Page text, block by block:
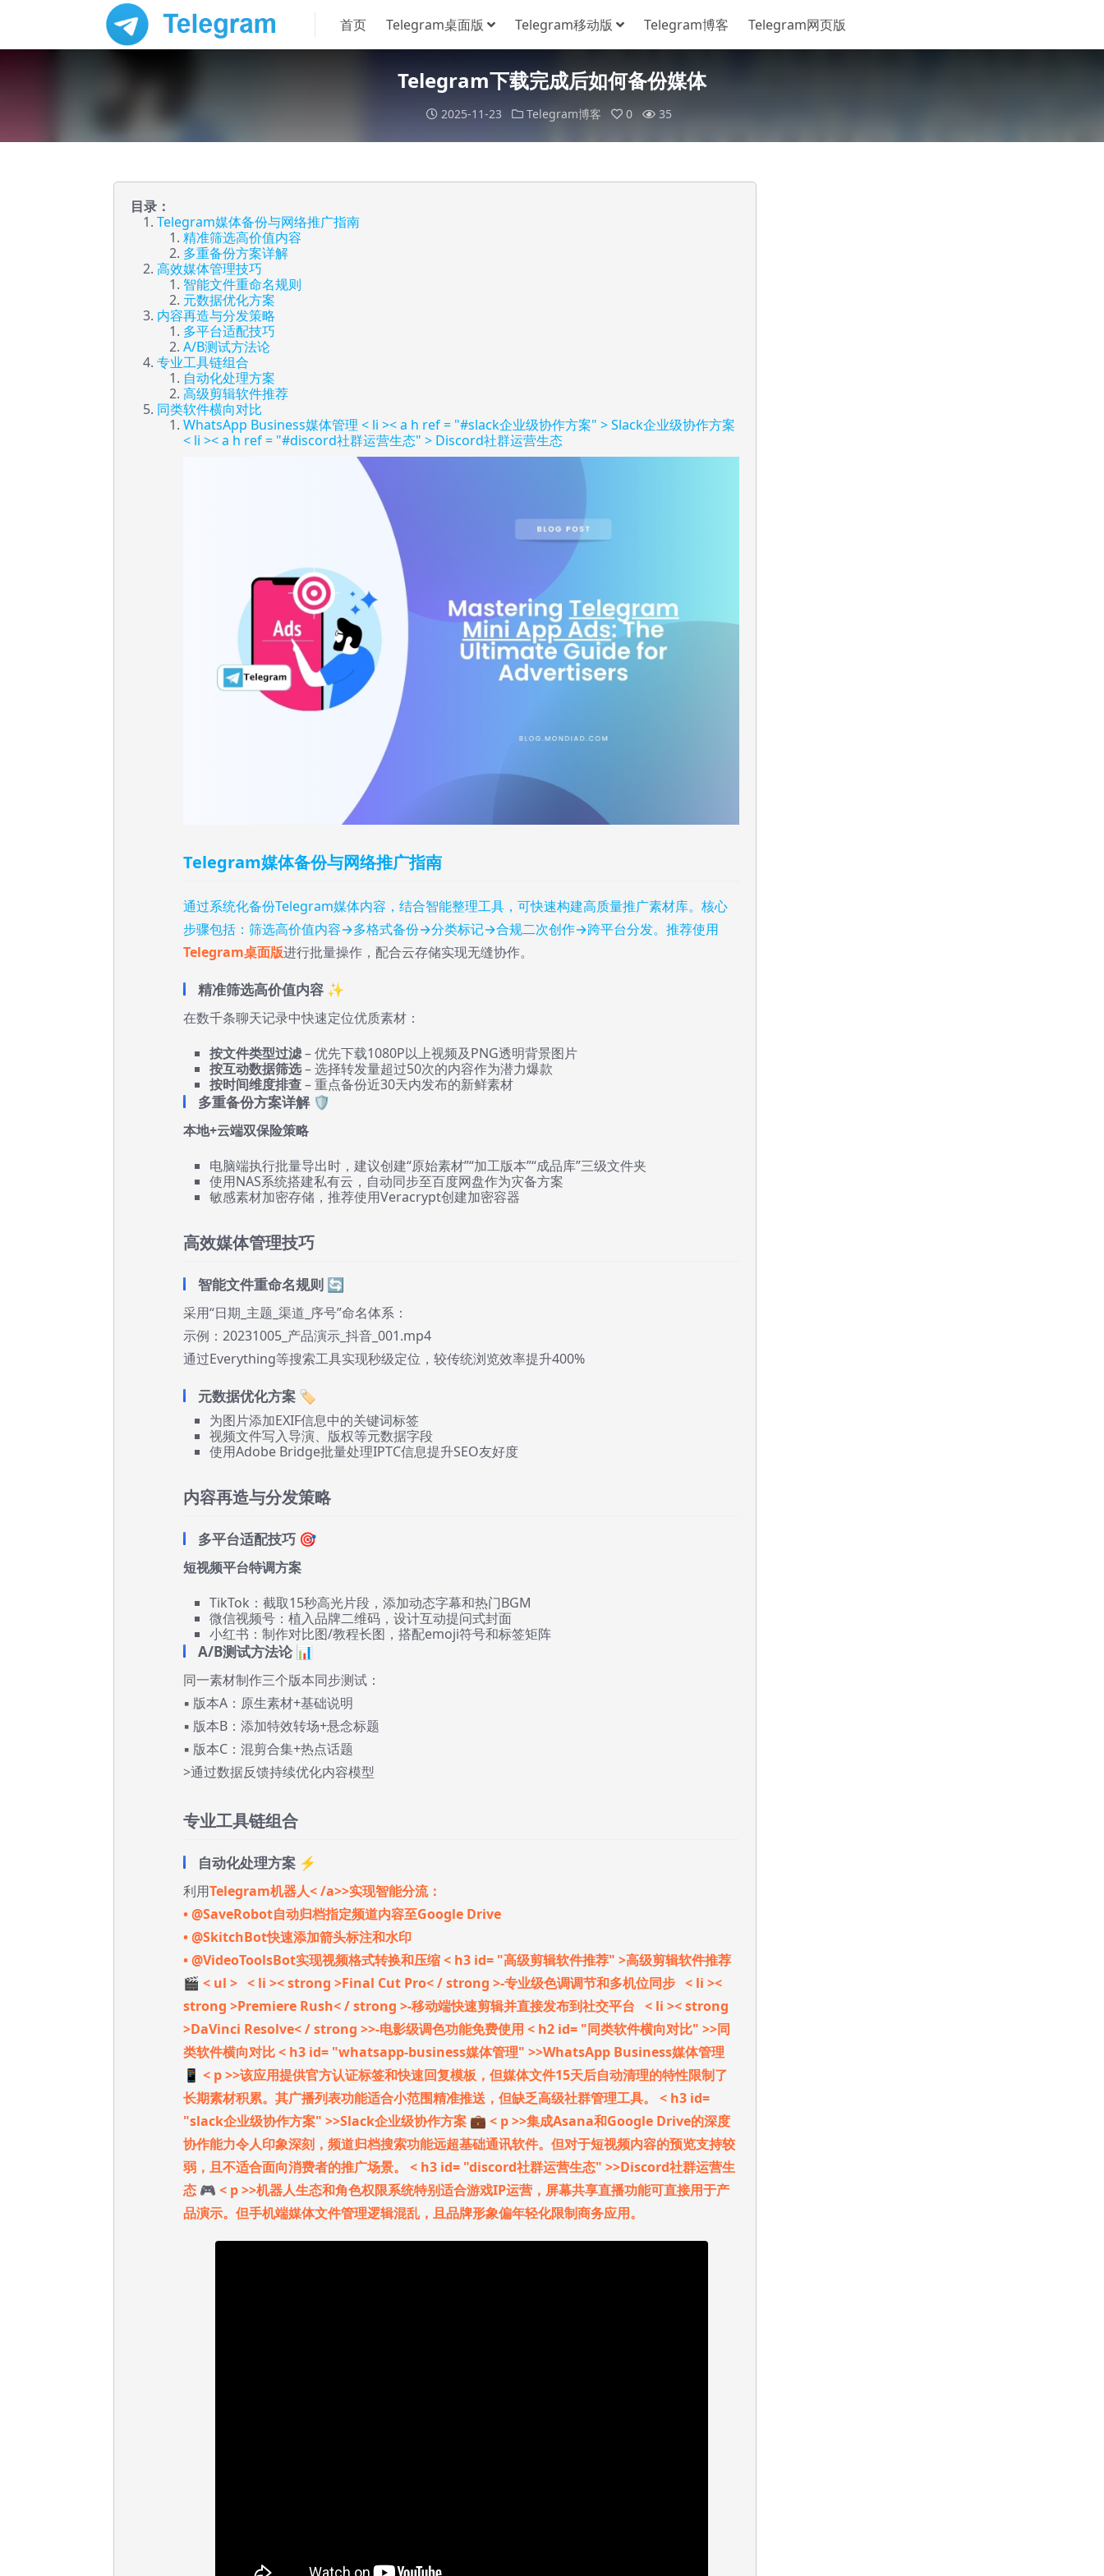
首页 Telegram桌面版 Telegram移动版 Telegram博客 Telegram网页版
Telegram下载完成后如何备份媒体
2025-11-23 Telegram博客 0 35
目录：
Telegram媒体备份与网络推广指南
精准筛选高价值内容
多重备份方案详解
高效媒体管理技巧
智能文件重命名规则
元数据优化方案
内容再造与分发策略
多平台适配技巧
A/B测试方法论
专业工具链组合
自动化处理方案
高级剪辑软件推荐
同类软件横向对比
WhatsApp Business媒体管理 < li >< a h ref = "#slack企业级协作方案" > Slack企业级协作方案
< li >< a h ref = "#discord社群运营生态" > Discord社群运营生态
Telegram媒体备份与网络推广指南
通过系统化备份Telegram媒体内容，结合智能整理工具，可快速构建高质量推广素材库。核心
步骤包括：筛选高价值内容→多格式备份→分类标记→合规二次创作→跨平台分发。推荐使用
Telegram桌面版进行批量操作，配合云存储实现无缝协作。
精准筛选高价值内容 ✨
在数千条聊天记录中快速定位优质素材：
按文件类型过滤– 优先下载1080P以上视频及PNG透明背景图片
按互动数据筛选– 选择转发量超过50次的内容作为潜力爆款
按时间维度排查– 重点备份近30天内发布的新鲜素材
多重备份方案详解 🛡️
本地+云端双保险策略
电脑端执行批量导出时，建议创建“原始素材”“加工版本”“成品库”三级文件夹
使用NAS系统搭建私有云，自动同步至百度网盘作为灾备方案
敏感素材加密存储，推荐使用Veracrypt创建加密容器
高效媒体管理技巧
智能文件重命名规则 🔄
采用“日期_主题_渠道_序号”命名体系：
示例：20231005_产品演示_抖音_001.mp4
通过Everything等搜索工具实现秒级定位，较传统浏览效率提升400%
元数据优化方案 🏷️
为图片添加EXIF信息中的关键词标签
视频文件写入导演、版权等元数据字段
使用Adobe Bridge批量处理IPTC信息提升SEO友好度
内容再造与分发策略
多平台适配技巧 🎯
短视频平台特调方案
TikTok：截取15秒高光片段，添加动态字幕和热门BGM
微信视频号：植入品牌二维码，设计互动提问式封面
小红书：制作对比图/教程长图，搭配emoji符号和标签矩阵
A/B测试方法论 📊
同一素材制作三个版本同步测试：
▪️ 版本A：原生素材+基础说明
▪️ 版本B：添加特效转场+悬念标题
▪️ 版本C：混剪合集+热点话题
>通过数据反馈持续优化内容模型
专业工具链组合
自动化处理方案 ⚡
利用Telegram机器人< /a>>实现智能分流：
• @SaveRobot自动归档指定频道内容至Google Drive
• @SkitchBot快速添加箭头标注和水印
• @VideoToolsBot实现视频格式转换和压缩< h3 id= "高级剪辑软件推荐" >高级剪辑软件推荐
🎬 < ul > < li >< strong >Final Cut Pro< / strong >-专业级色调调节和多机位同步 < li ><
strong >Premiere Rush< / strong >-移动端快速剪辑并直接发布到社交平台 < li >< strong
>DaVinci Resolve< / strong >>-电影级调色功能免费使用 < h2 id= "同类软件横向对比" >>同
类软件横向对比< h3 id= "whatsapp-business媒体管理" >>WhatsApp Business媒体管理
📱 < p >>该应用提供官方认证标签和快速回复模板，但媒体文件15天后自动清理的特性限制了
长期素材积累。其广播列表功能适合小范围精准推送，但缺乏高级社群管理工具。 < h3 id=
"slack企业级协作方案" >>Slack企业级协作方案 💼 < p >>集成Asana和Google Drive的深度
协作能力令人印象深刻，频道归档搜索功能远超基础通讯软件。但对于短视频内容的预览支持较
弱，且不适合面向消费者的推广场景。 < h3 id= "discord社群运营生态" >>Discord社群运营生
态 🎮 < p >>机器人生态和角色权限系统特别适合游戏IP运营，屏幕共享直播功能可直接用于产
品演示。但手机端媒体文件管理逻辑混乱，且品牌形象偏年轻化限制商务应用。